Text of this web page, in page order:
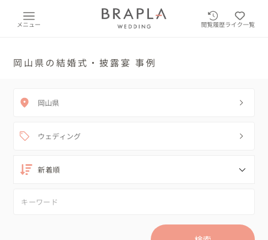
メニュー 閲覧履歴ライク一覧
岡山県の結婚式・披露宴 事例
岡山県
ウェディング